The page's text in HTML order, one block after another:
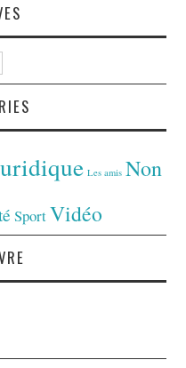
Les amis Non
SportVidéo